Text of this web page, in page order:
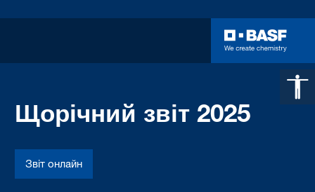
Щорічний звіт 2025
Звіт онлайн